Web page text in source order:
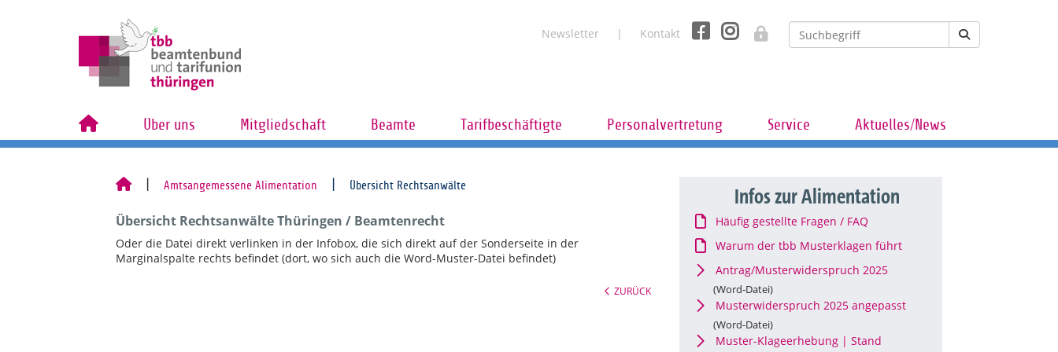
Newsletter Kontakt
Über uns Mitgliedschaft Beamte Tarifbeschäftigte Personalvertretung Service Aktuelles/News
Amtsangemessene Alimentation Übersicht Rechtsanwälte
Übersicht Rechtsanwälte Thüringen / Beamtenrecht
Oder die Datei direkt verlinken in der Infobox, die sich direkt auf der Sonderseite in der
Marginalspalte rechts befindet (dort, wo sich auch die Word-Muster-Datei befindet)
ZURÜCK
Infos zur Alimentation
Häufig gestellte Fragen / FAQ
Warum der tbb Musterklagen führt
Antrag/Musterwiderspruch 2025
(Word-Datei)
Musterwiderspruch 2025 angepasst
(Word-Datei)
Muster-Klageerhebung | Stand